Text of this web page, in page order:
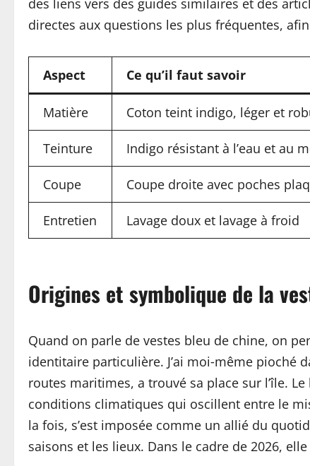
des liens vers des guides similaires et des
directes aux questions les plus fréquentes,
Aspect Ce qu’il faut savoir
Matière Coton teint indigo, léger et
Teinture Indigo résistant à l’eau et au
Coupe Coupe droite avec poches
Entretien Lavage doux et lavage à froid
Origines et symbolique de la
Quand on parle de vestes bleu de chine, on
identitaire particulière. J’ai moi‑même pioché
routes maritimes, a trouvé sa place sur l’île.
conditions climatiques qui oscillent entre le
la fois, s’est imposée comme un allié du
saisons et les lieux. Dans le cadre de 2026,